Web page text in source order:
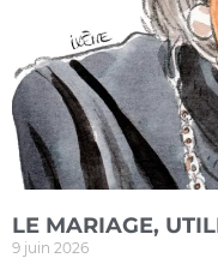
LE MARIAGE,
9 juin 2026